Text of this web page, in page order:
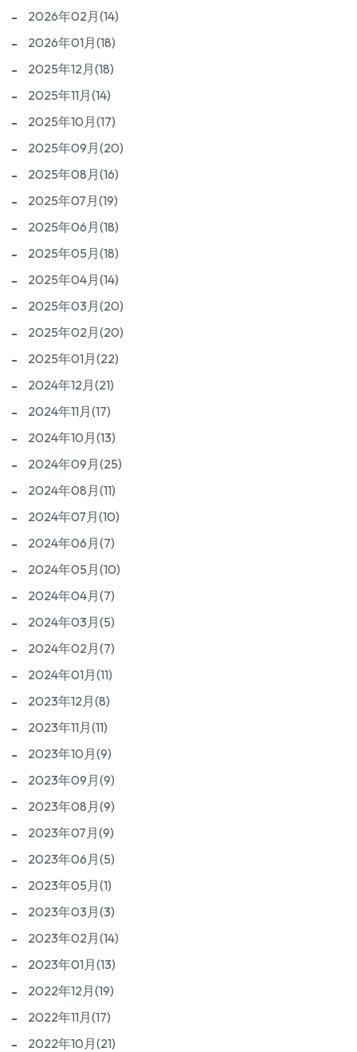
2026年02月(14)
2026年01月(18)
2025年12月(18)
2025年11月(14)
2025年10月(17)
2025年09月(20)
2025年08月(16)
2025年07月(19)
2025年06月(18)
2025年05月(18)
2025年04月(14)
2025年03月(20)
2025年02月(20)
2025年01月(22)
2024年12月(21)
2024年11月(17)
2024年10月(13)
2024年09月(25)
2024年08月(11)
2024年07月(10)
2024年06月(7)
2024年05月(10)
2024年04月(7)
2024年03月(5)
2024年02月(7)
2024年01月(11)
2023年12月(8)
2023年11月(11)
2023年10月(9)
2023年09月(9)
2023年08月(9)
2023年07月(9)
2023年06月(5)
2023年05月(1)
2023年03月(3)
2023年02月(14)
2023年01月(13)
2022年12月(19)
2022年11月(17)
2022年10月(21)